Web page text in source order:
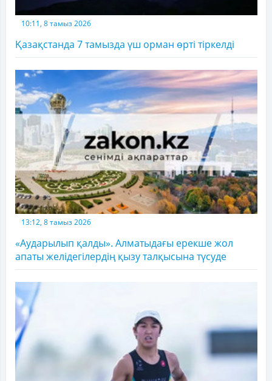
10:11, 8 тамыз 2026
Қазақстанда 7 тамызда үш орман өрті тіркелді
13:12, 8 тамыз 2026
«Аударылып қалды». Алматыдағы ерекше жол
апаты желідегілердің қызу талқысына түсуде